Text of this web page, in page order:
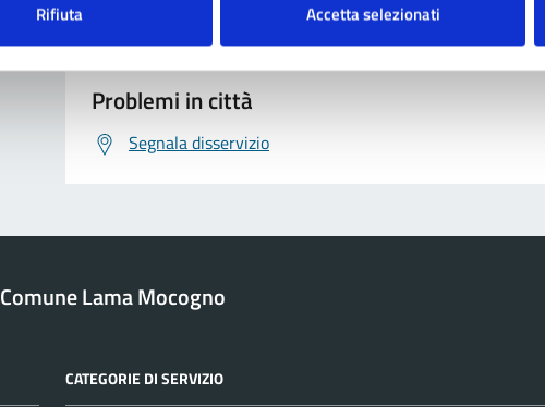
Rifiuta Accetta selezionati
Prenota appuntamento
Problemi in città
Segnala disservizio
Comune Lama Mocogno
CATEGORIE DI SERVIZIO